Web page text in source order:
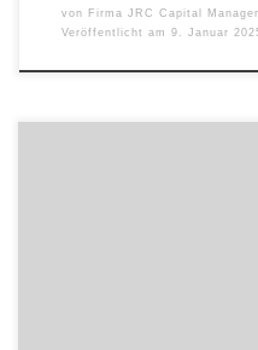
von Firma JRC Capital
Veröffentlicht am 9. Januar